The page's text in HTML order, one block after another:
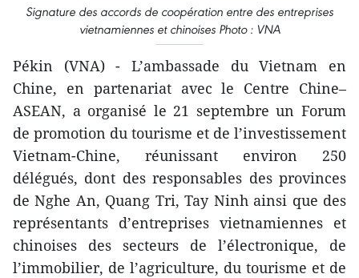
Signature des accords de coopération entre des entreprises
vietnamiennes et chinoises Photo : VNA
Pékin (VNA) - L’ambassade du Vietnam en
Chine, en partenariat avec le Centre Chine–
ASEAN, a organisé le 21 septembre un Forum
de promotion du tourisme et de l’investissement
Vietnam-Chine, réunissant environ 250
délégués, dont des responsables des provinces
de Nghe An, Quang Tri, Tay Ninh ainsi que des
représentants d’entreprises vietnamiennes et
chinoises des secteurs de l’électronique, de
l’immobilier, de l’agriculture, du tourisme et de